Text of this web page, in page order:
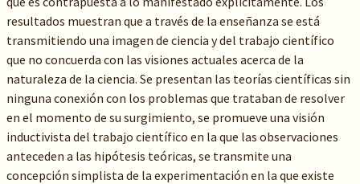
resultados muestran que a través de la enseñanza se está
transmitiendo una imagen de ciencia y del trabajo científico
que no concuerda con las visiones actuales acerca de la
naturaleza de la ciencia. Se presentan las teorías científicas sin
ninguna conexión con los problemas que trataban de resolver
en el momento de su surgimiento, se promueve una visión
inductivista del trabajo científico en la que las observaciones
anteceden a las hipótesis teóricas, se transmite una
concepción simplista de la experimentación en la que existe